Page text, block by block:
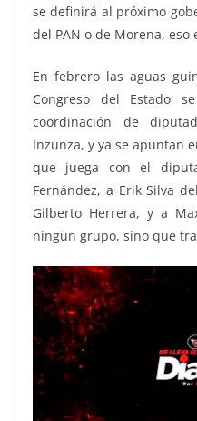
se definirá al próximo
del PAN o de Morena, eso
En febrero las aguas
Congreso del Estado
coordinación de
Inzunza, y ya se apuntan
que juega con el
Fernández, a Erik Silva
Gilberto Herrera, y a
ningún grupo, sino que